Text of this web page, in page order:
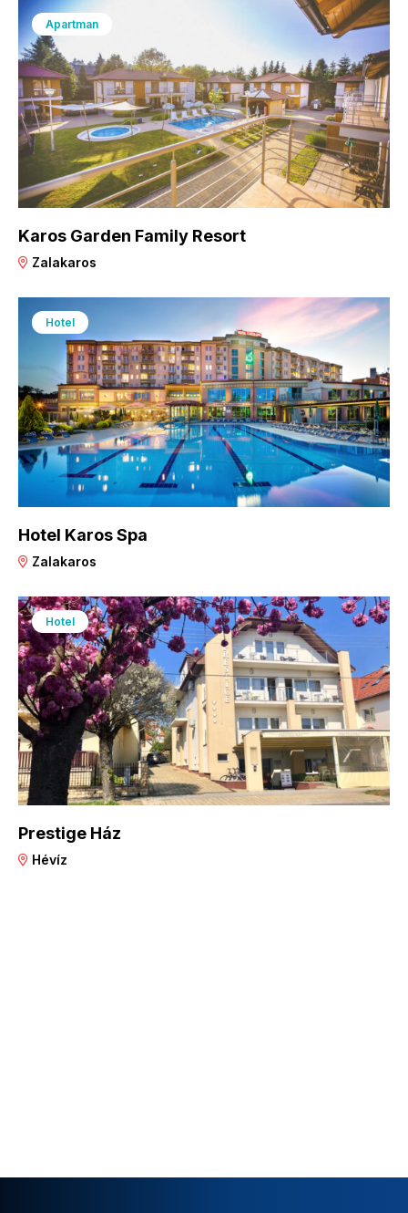
Apartman
Karos Garden Family Resort
Zalakaros
Hotel
Hotel Karos Spa
Zalakaros
Hotel
Prestige Ház
Hévíz